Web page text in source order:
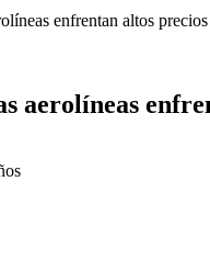
enfrentan altos
aerolíneas